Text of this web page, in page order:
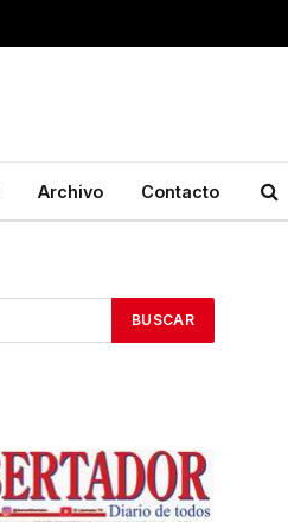
Archivo Contacto